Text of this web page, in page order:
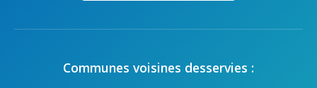
Communes voisines desservies :